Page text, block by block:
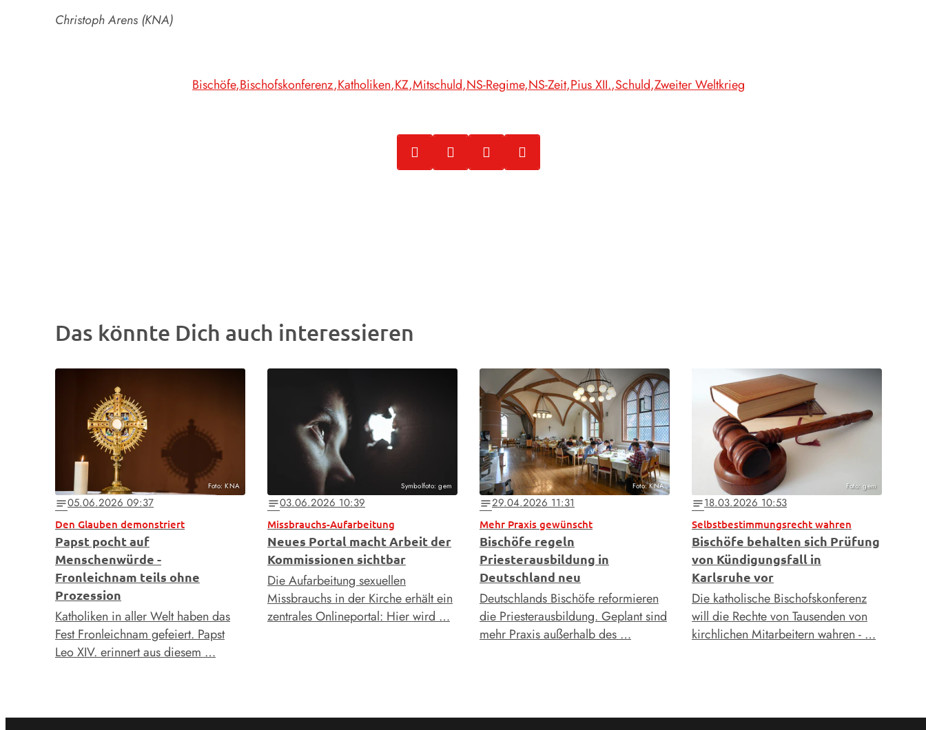
Christoph Arens (KNA)
Bischöfe Bischofskonferenz Katholiken KZ Mitschuld NS-Regime NS-Zeit Pius XII. Schuld Zweiter Weltkrieg
Das könnte Dich auch interessieren
Foto: KNA
notes05.06.2026 09:37
Den Glauben demonstriert
Papst pocht auf
Menschenwürde -
Fronleichnam teils ohne
Prozession
Katholiken in aller Welt haben das
Fest Fronleichnam gefeiert. Papst
Leo XIV. erinnert aus diesem …
Symbolfoto: gem
notes03.06.2026 10:39
Missbrauchs-Aufarbeitung
Neues Portal macht Arbeit der
Kommissionen sichtbar
Die Aufarbeitung sexuellen
Missbrauchs in der Kirche erhält ein
zentrales Onlineportal: Hier wird …
Foto: KNA
notes29.04.2026 11:31
Mehr Praxis gewünscht
Bischöfe regeln
Priesterausbildung in
Deutschland neu
Deutschlands Bischöfe reformieren
die Priesterausbildung. Geplant sind
mehr Praxis außerhalb des …
Foto: gem
notes18.03.2026 10:53
Selbstbestimmungsrecht wahren
Bischöfe behalten sich Prüfung
von Kündigungsfall in
Karlsruhe vor
Die katholische Bischofskonferenz
will die Rechte von Tausenden von
kirchlichen Mitarbeitern wahren - …